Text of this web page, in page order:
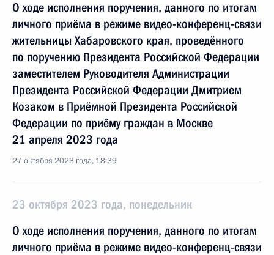
О ходе исполнения поручения, данного по итогам
личного приёма в режиме видео-конференц-связи
жительницы Хабаровского края, проведённого
по поручению Президента Российской Федерации
заместителем Руководителя Администрации
Президента Российской Федерации Дмитрием
Козаком в Приёмной Президента Российской
Федерации по приёму граждан в Москве
21 апреля 2023 года
27 октября 2023 года, 18:39
23 октября 2023 года, понедельник
О ходе исполнения поручения, данного по итогам
личного приёма в режиме видео-конференц-связи